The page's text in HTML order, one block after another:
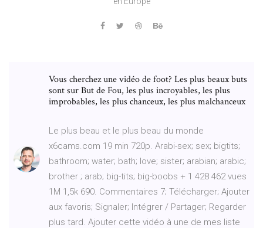
Vous cherchez une vidéo de foot? Les plus beaux buts
sont sur But de Fou, les plus incroyables, les plus
improbables, les plus chanceux, les plus malchanceux
Le plus beau et le plus beau du monde
x6cams.com 19 min 720p. Arabi-sex; sex; bigtits;
bathroom; water; bath; love; sister; arabian; arabic;
brother ; arab; big-tits; big-boobs + 1 428 462 vues
1M 1,5k 690. Commentaires 7; Télécharger; Ajouter
aux favoris; Signaler; Intégrer / Partager; Regarder
plus tard. Ajouter cette vidéo à une de mes liste